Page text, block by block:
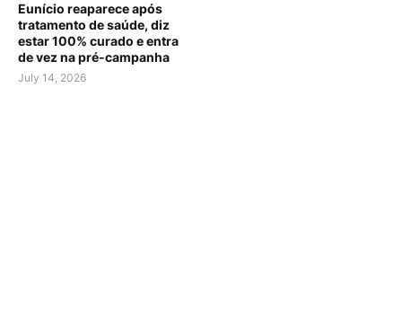
Eunício reaparece após
tratamento de saúde, diz
estar 100% curado e entra
de vez na pré-campanha
July 14, 2026